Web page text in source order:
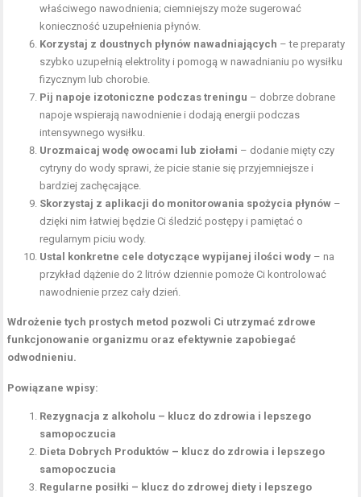
właściwego nawodnienia; ciemniejszy może sugerować
konieczność uzupełnienia płynów.
Korzystaj z doustnych płynów nawadniających – te preparaty
szybko uzupełnią elektrolity i pomogą w nawadnianiu po wysiłku
fizycznym lub chorobie.
Pij napoje izotoniczne podczas treningu – dobrze dobrane
napoje wspierają nawodnienie i dodają energii podczas
intensywnego wysiłku.
Urozmaicaj wodę owocami lub ziołami – dodanie mięty czy
cytryny do wody sprawi, że picie stanie się przyjemniejsze i
bardziej zachęcające.
Skorzystaj z aplikacji do monitorowania spożycia płynów –
dzięki nim łatwiej będzie Ci śledzić postępy i pamiętać o
regularnym piciu wody.
Ustal konkretne cele dotyczące wypijanej ilości wody – na
przykład dążenie do 2 litrów dziennie pomoże Ci kontrolować
nawodnienie przez cały dzień.
Wdrożenie tych prostych metod pozwoli Ci utrzymać zdrowe
funkcjonowanie organizmu oraz efektywnie zapobiegać
odwodnieniu.
Powiązane wpisy:
Rezygnacja z alkoholu – klucz do zdrowia i lepszego
samopoczucia
Dieta Dobrych Produktów – klucz do zdrowia i lepszego
samopoczucia
Regularne posiłki – klucz do zdrowej diety i lepszego